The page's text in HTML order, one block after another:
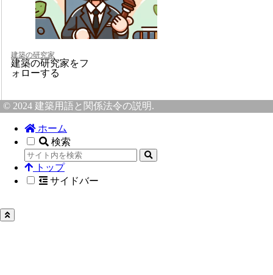
建築の研究家
建築の研究家をフ
ォローする
© 2024 建築用語と関係法令の説明.
ホーム
検索
トップ
サイドバー